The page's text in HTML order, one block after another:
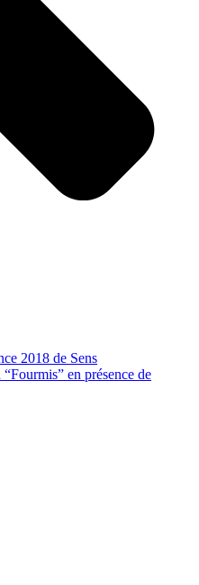
2018 de Sens
en présence de